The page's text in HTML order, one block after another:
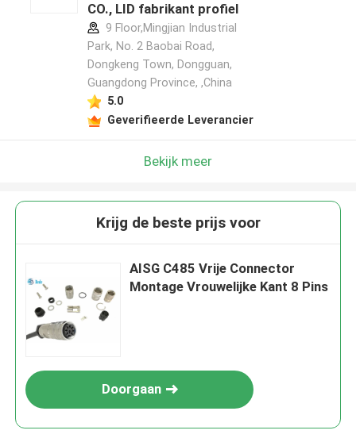
CO., LID fabrikant profiel
9 Floor,Mingjian Industrial
Park, No. 2 Baobai Road,
Dongkeng Town, Dongguan,
Guangdong Province, ,China
5.0
Geverifieerde Leverancier
Bekijk meer
Krijg de beste prijs voor
AISG C485 Vrije Connector
Montage Vrouwelijke Kant 8 Pins
Doorgaan